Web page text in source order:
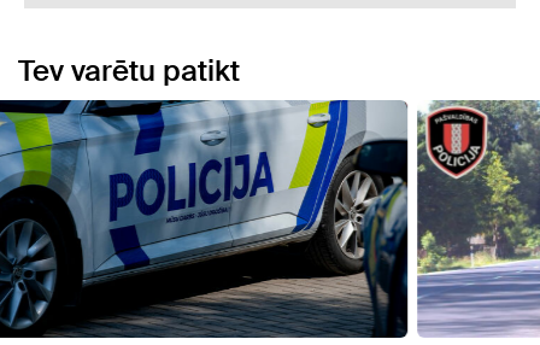
Tev varētu patikt